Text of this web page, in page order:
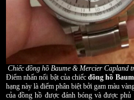
Chiếc đồng hồ Baume & Mercier Capland
Điểm nhấn nổi bật của chiếcđồng hồ
hạng này là điểm phân biệt bởi gam màu
của đồng hồ được đánh bóng và được